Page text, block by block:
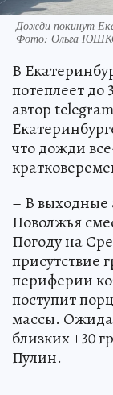
Дожди покинут
Фото: Ольга
В
потеплеет до
автор
что дожди
– В выходные
Поволжья
Погоду на
присутствие
периферии
поступит
массы.
близких +30
Пулин.